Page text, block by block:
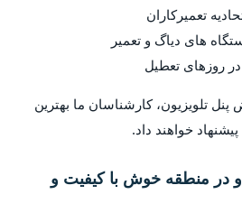
تعمیرکاران
های دیاگ و تعمیر
تلویزیون، کارشناسان ما بهترین
خواهند داد.
در منطقه خوش با کیفیت و